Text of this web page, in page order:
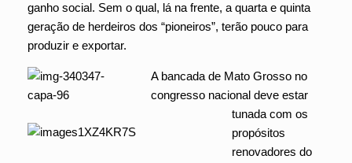
ganho social. Sem o qual, lá na frente, a quarta e quinta
geração de herdeiros dos “pioneiros”, terão pouco para
produzir e exportar.
A bancada de Mato Grosso no
congresso nacional deve estar
tunada com os
propósitos
renovadores do